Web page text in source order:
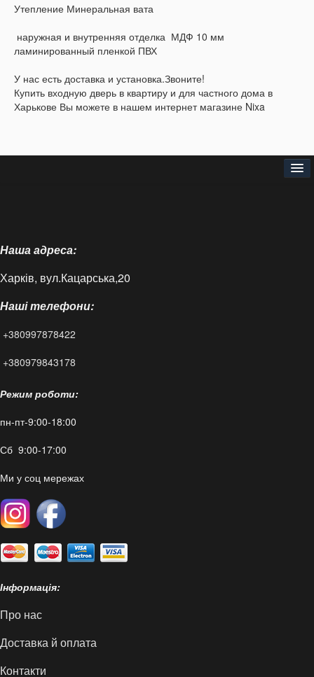
Утепление Минеральная вата
наружная и внутренняя отделка МДФ 10 мм
ламинированный пленкой ПВХ
У нас есть доставка и установка.Звоните!
Купить входную дверь в квартиру и для частного дома в
Харькове Вы можете в нашем интернет магазине Nixa
Доставка і оплата
Контакти
Статті
FAQ
Наша адреса:
Харків, вул.Кацарська,20
Наші телефони:
+380997878422
+380979843178
Режим роботи:
пн-пт-9:00-18:00
Сб 9:00-17:00
Ми у соц мережах
Інформація:
Про нас
Доставка й оплата
Контакти